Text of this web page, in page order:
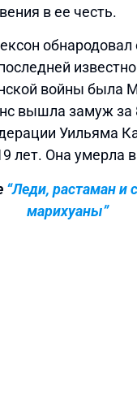
в ее честь.
войны была
вышла замуж за
Уильяма
лет. Она умерла
“Леди, растаман и
марихуаны”